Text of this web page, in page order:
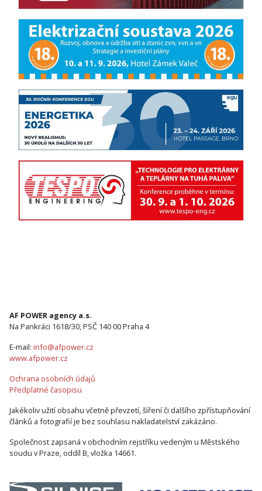
AF POWER agency a.s.
Na Pankráci 1618/30, PSČ 140 00 Praha 4
E-mail: info@afpower.cz
www.afpower.cz
Ochrana osobních údajů
Předplatné časopisu
Jakékoliv užití obsahu včetně převzetí, šíření či dalšího zpřístupňování
článků a fotografií je bez souhlasu nakladatelství zakázáno.
Společnost zapsaná v obchodním rejstříku vedeným u Městského
soudu v Praze, oddíl B, vložka 14661.